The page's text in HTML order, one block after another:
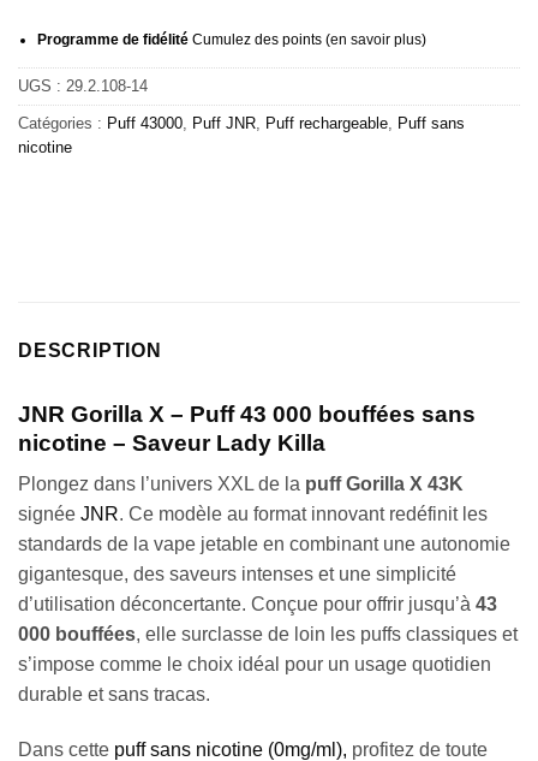
Programme de fidélitéCumulez des points (en savoir plus)
UGS : 29.2.108-14
Catégories : Puff 43000 Puff JNR Puff rechargeable Puff sans
nicotine
DESCRIPTION
JNR Gorilla X – Puff 43 000 bouffées sans
nicotine – Saveur Lady Killa
Plongez dans l’univers XXL de la puff Gorilla X 43K
signée JNR. Ce modèle au format innovant redéfinit les
standards de la vape jetable en combinant une autonomie
gigantesque, des saveurs intenses et une simplicité
d’utilisation déconcertante. Conçue pour offrir jusqu’à 43
000 bouffées, elle surclasse de loin les puffs classiques et
s’impose comme le choix idéal pour un usage quotidien
durable et sans tracas.
Dans cette puff sans nicotine (0mg/ml), profitez de toute